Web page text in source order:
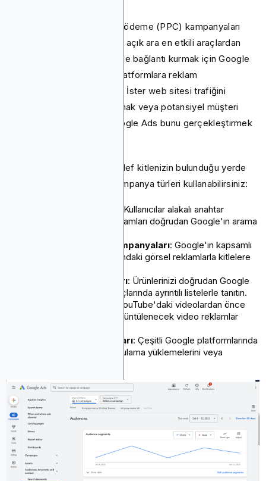
Google Ads, tıklama başına ödeme (PPC) kampanyaları
yürütmek için en popüler ve açık ara en etkili araçlardan
biridir. Potansiyel müşterilerle bağlantı kurmak için Google
Arama, YouTube ve diğer platformlara reklam
yerleştirmenize olanak tanır. İster web sitesi trafiğini
artırmak, ister satışları artırmak veya potansiyel müşteri
oluşturmak istiyorsanız, Google Ads bunu gerçekleştirmek
Hedeflerinize uymak ve hedef kitlenizin bulunduğu yerde
ilgisini çekmek için farklı kampanya türleri kullanabilirsiniz:
: Kullanıcılar alakalı anahtar
kelimeler aradığında reklamları doğrudan Google'ın arama
Görüntülü Reklam Kampanyaları: Google'ın kapsamlı
iş ortağı web siteleri ağındaki görsel reklamlarla kitlelere
Alışveriş kampanyaları: Ürünlerinizi doğrudan Google
Alışveriş ve arama sonuçlarında ayrıntılı listelerle tanıtın.
: YouTube'daki videolardan önce
veya video sırasında görüntülenecek video reklamlar
Uygulama kampanyaları: Çeşitli Google platformlarında
reklam yayınlayarak uygulama yüklemelerini veya